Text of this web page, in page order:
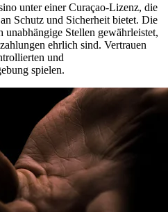
unter einer Curaçao-Lizenz, die
Schutz und Sicherheit bietet. Die
Stellen gewährleistet,
ehrlich sind. Vertrauen
und
spielen.